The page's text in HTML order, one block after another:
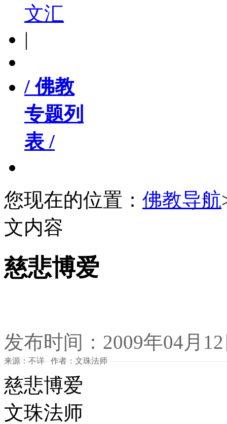
文汇
|
/ 佛教
专题列
表 /
您现在的位置： 佛教导航
文内容
慈悲博爱
发布时间：2009年04月
来源：不详 作者：文珠法师
慈悲博爱
文珠法师